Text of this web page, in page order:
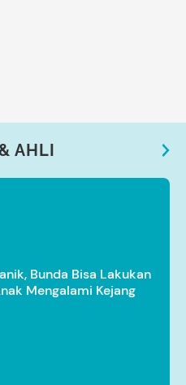
AHLI
Bunda Bisa Lakukan
Mengalami Kejang